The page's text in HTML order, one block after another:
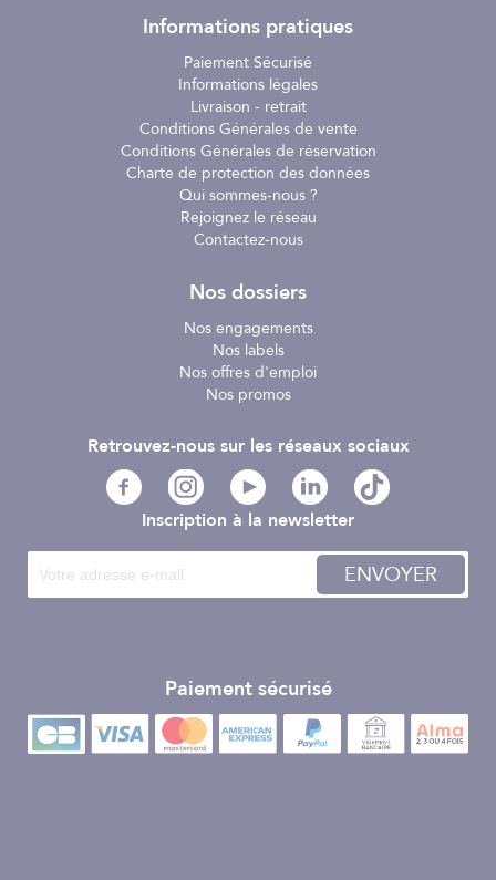
Informations pratiques
Paiement Sécurisé
Informations légales
Livraison - retrait
Conditions Générales de vente
Conditions Générales de réservation
Charte de protection des données
Qui sommes-nous ?
Rejoignez le réseau
Contactez-nous
Nos dossiers
Nos engagements
Nos labels
Nos offres d'emploi
Nos promos
Inscription à la newsletter
ENVOYER
Paiement sécurisé
Retrouvez-nous sur les réseaux sociaux